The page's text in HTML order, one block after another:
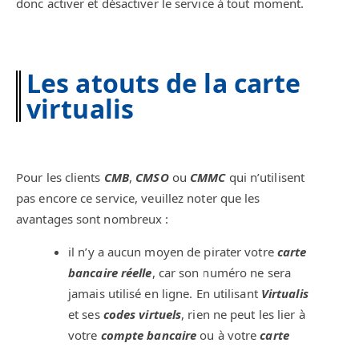
donc activer et désactiver le service à tout moment.
Les atouts de la carte
virtualis
Pour les clients CMB, CMSOou CMMCqui n’utilisent
pas encore ce service, veuillez noter que les
avantages sont nombreux :
il n’y a aucun moyen de pirater votre carte
bancaire réelle, car son numéro ne sera
jamais utilisé en ligne. En utilisant Virtualis
et ses codes virtuels, rien ne peut les lier à
votre compte bancaire ou à votrecarte